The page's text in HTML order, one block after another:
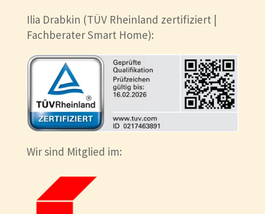
Ilia Drabkin (TÜV Rheinland zertifiziert |
Fachberater Smart Home):
Wir sind Mitglied im: